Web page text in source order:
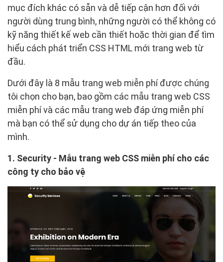
mục đích khác có sẵn và dễ tiếp cận hơn đối với
người dùng trung bình, những người có thể không có
kỹ năng thiết kế web cần thiết hoặc thời gian để tìm
hiểu cách phát triển CSS HTML mới trang web từ
đầu.
Dưới đây là 8 mẫu trang web miễn phí được chúng
tôi chọn cho bạn, bao gồm các mẫu trang web CSS
miễn phí và các mẫu trang web đáp ứng miễn phí
mà bạn có thể sử dụng cho dự án tiếp theo của
mình.
1. Security - Mẫu trang web CSS miễn phí cho các
công ty cho bảo vệ